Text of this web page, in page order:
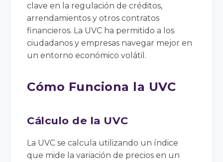
clave en la regulación de créditos,
arrendamientos y otros contratos
financieros. La UVC ha permitido a los
ciudadanos y empresas navegar mejor en
un entorno económico volátil.
Cómo Funciona la UVC
Cálculo de la UVC
La UVC se calcula utilizando un índice
que mide la variación de precios en un